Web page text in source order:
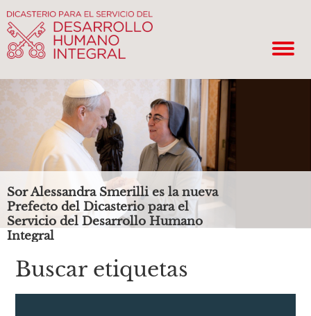
Sor Alessandra Smerilli es la nueva
Prefecto del Dicasterio para el
Servicio del Desarrollo Humano
Integral
Buscar etiquetas